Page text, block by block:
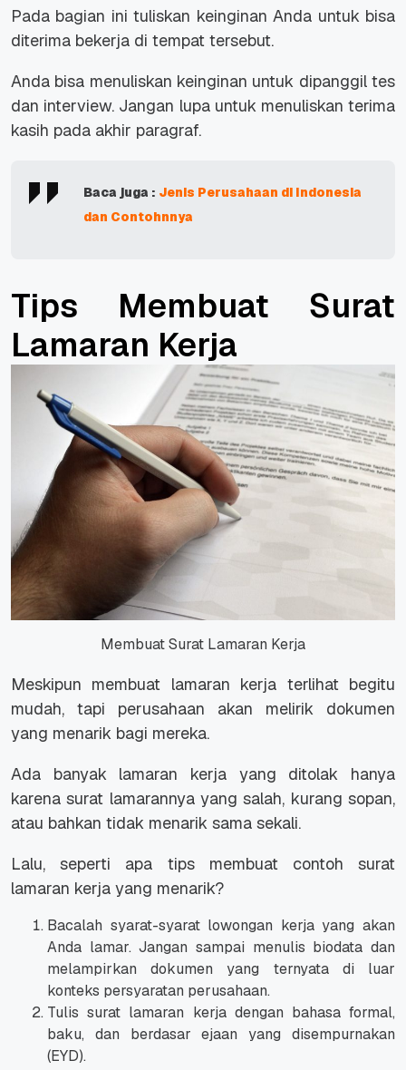
Pada bagian ini tuliskan keinginan Anda untuk bisa
diterima bekerja di tempat tersebut.
Anda bisa menuliskan keinginan untuk dipanggil tes
dan interview. Jangan lupa untuk menuliskan terima
kasih pada akhir paragraf.
Baca juga : Jenis Perusahaan di Indonesia
dan Contohnnya
Tips Membuat Surat
Lamaran Kerja
Membuat Surat Lamaran Kerja
Meskipun membuat lamaran kerja terlihat begitu
mudah, tapi perusahaan akan melirik dokumen
yang menarik bagi mereka.
Ada banyak lamaran kerja yang ditolak hanya
karena surat lamarannya yang salah, kurang sopan,
atau bahkan tidak menarik sama sekali.
Lalu, seperti apa tips membuat contoh surat
lamaran kerja yang menarik?
Bacalah syarat-syarat lowongan kerja yang akan
Anda lamar. Jangan sampai menulis biodata dan
melampirkan dokumen yang ternyata di luar
konteks persyaratan perusahaan.
Tulis surat lamaran kerja dengan bahasa formal,
baku, dan berdasar ejaan yang disempurnakan
(EYD).